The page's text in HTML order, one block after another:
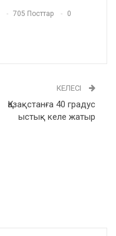
705 Посттар 0
КЕЛЕСІ
Қазақстанға 40 градус
ыстық келе жатыр